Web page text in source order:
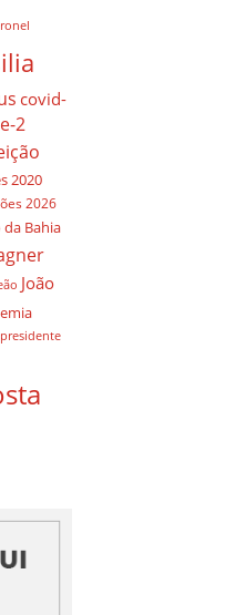
covid-
2
2020
2026
Bahia
João
presidente